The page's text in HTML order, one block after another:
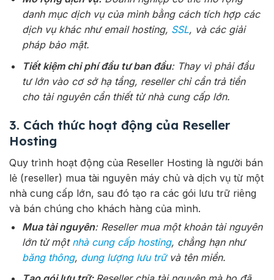
danh mục dịch vụ của mình bằng cách tích hợp các
dịch vụ khác như email hosting, SSL, và các giải
pháp bảo mật.
Tiết kiệm chi phí đầu tư ban đầu: Thay vì phải đầu
tư lớn vào cơ sở hạ tầng, reseller chỉ cần trả tiền
cho tài nguyên cần thiết từ nhà cung cấp lớn.
3. Cách thức hoạt động của Reseller
Hosting
Quy trình hoạt động của Reseller Hosting là người bán
lẻ (reseller) mua tài nguyên máy chủ và dịch vụ từ một
nhà cung cấp lớn, sau đó tạo ra các gói lưu trữ riêng
và bán chúng cho khách hàng của mình.
Mua tài nguyên: Reseller mua một khoản tài nguyên
lớn từ một nhà cung cấp hosting, chẳng hạn như
băng thông, dung lượng lưu trữvà tên miền.